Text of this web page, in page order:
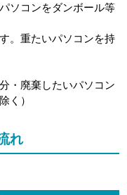
ソコンをダンボール等
。重たいパソコンを持
・廃棄したいパソコン
く）
れ